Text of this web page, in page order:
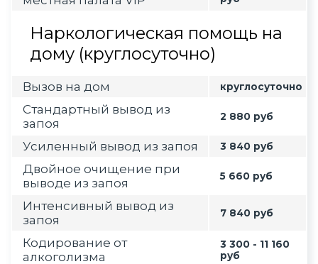
Наркологическая помощь на
дому (круглосуточно)
Вызов на дом круглосуточно
Стандартный вывод из
запоя
2 880 руб
Усиленный вывод из запоя 3 840 руб
Двойное очищение при
выводе из запоя
5 660 руб
Интенсивный вывод из
запоя
7 840 руб
Кодирование от
алкоголизма
3 300 - 11 160
руб